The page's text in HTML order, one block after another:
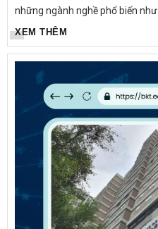
những ngành nghề phổ biến
đầu bếp ra còn có nghề bán
không được...
XEM THÊM